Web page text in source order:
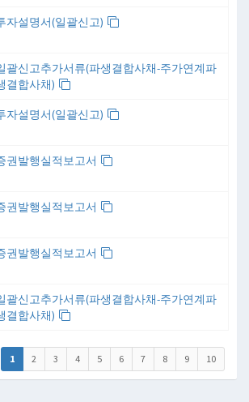
자설명서(일괄신고)
괄신고추가서류(파생결합사채-주가연계파
결합사채)
자설명서(일괄신고)
권발행실적보고서
권발행실적보고서
권발행실적보고서
괄신고추가서류(파생결합사채-주가연계파
결합사채)
1 2 3 4 5 6 7 8 9 10